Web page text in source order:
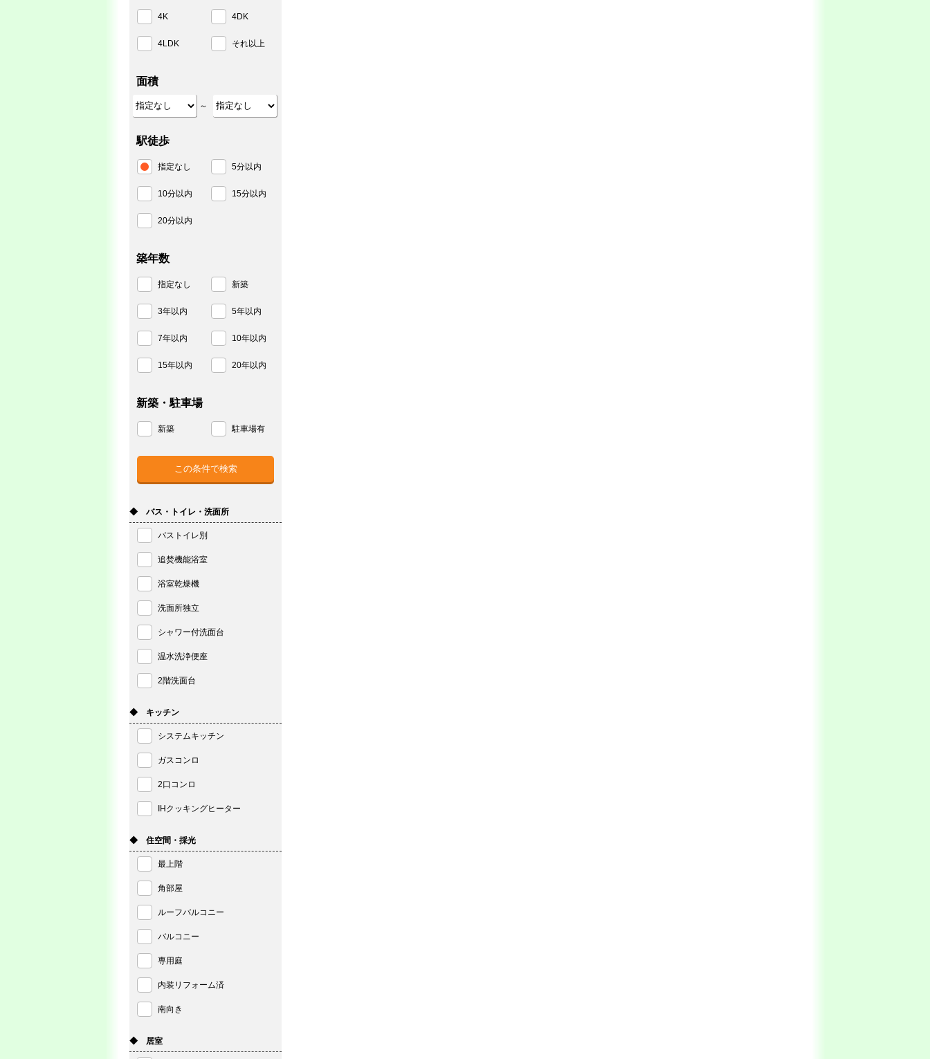
4K 4DK
4LDK それ以上
面積
～
駅徒歩
指定なし 5分以内
10分以内 15分以内
20分以内
築年数
指定なし 新築
3年以内 5年以内
7年以内 10年以内
15年以内 20年以内
新築・駐車場
新築 駐車場有
◆ バス・トイレ・洗面所
バストイレ別
追焚機能浴室
浴室乾燥機
洗面所独立
シャワー付洗面台
温水洗浄便座
2階洗面台
◆ キッチン
システムキッチン
ガスコンロ
2口コンロ
IHクッキングヒーター
◆ 住空間・採光
最上階
角部屋
ルーフバルコニー
バルコニー
専用庭
内装リフォーム済
南向き
◆ 居室